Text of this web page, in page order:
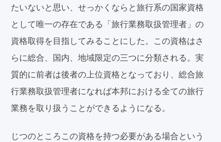
たいないと思い、せっかくならと旅行系の国家資格
として唯一の存在である「旅行業務取扱管理者」の
資格取得を目指してみることにした。この資格はさ
らに総合、国内、地域限定の三つに分類される。実
質的に前者は後者の上位資格となっており、総合旅
行業務取扱管理者になれば本邦における全ての旅行
業務を取り扱うことができるようになる。
じつのところこの資格を持つ必要がある場合という